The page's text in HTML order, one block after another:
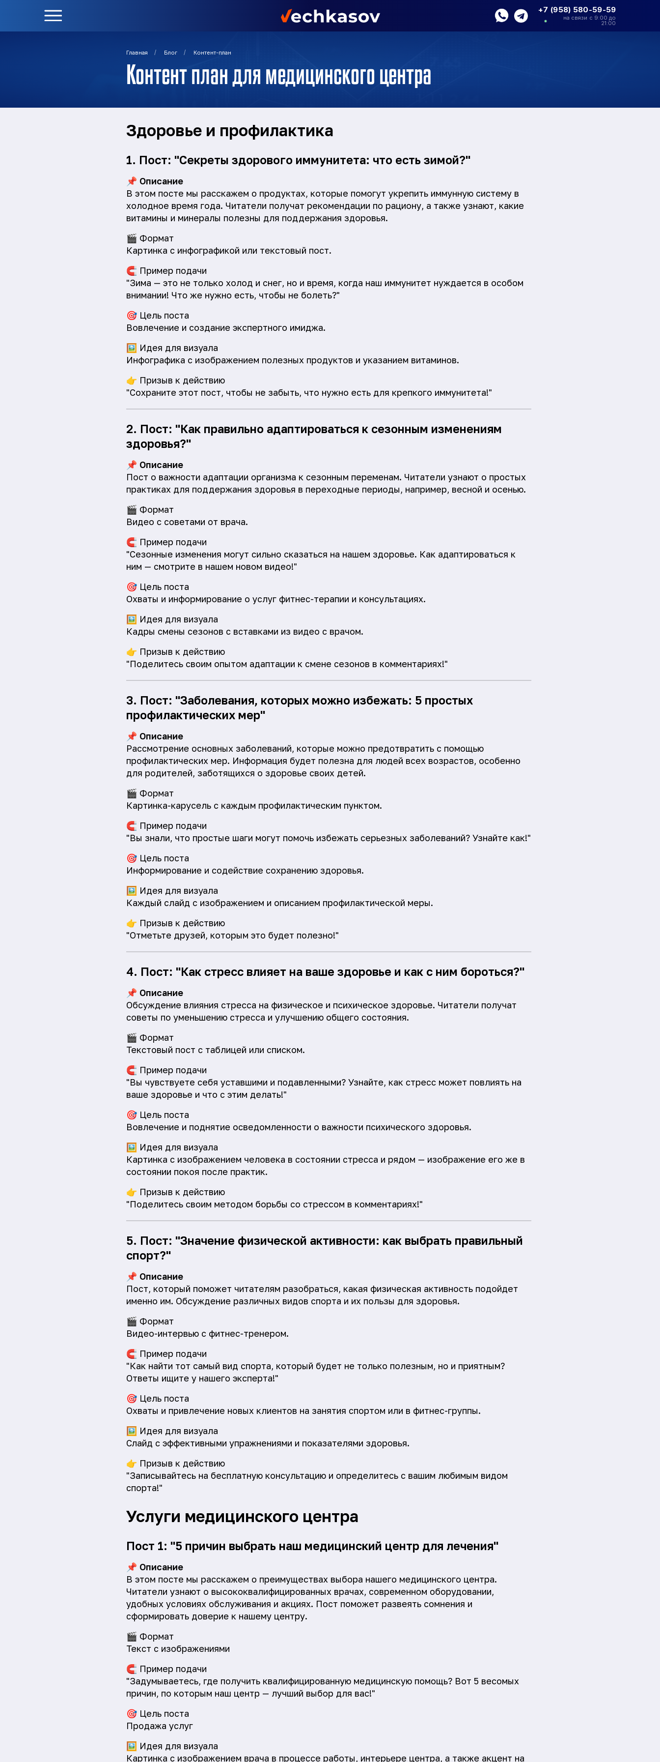
+7 (958) 580-59-59
на связи с 9:00 до
21:00
Главная / Блог / Контент-план
Контент план для медицинского центра
Здоровье и профилактика
1. Пост: "Секреты здорового иммунитета: что есть зимой?"
📌 Описание
В этом посте мы расскажем о продуктах, которые помогут укрепить иммунную систему в
холодное время года. Читатели получат рекомендации по рациону, а также узнают, какие
витамины и минералы полезны для поддержания здоровья.
🎬 Формат
Картинка с инфографикой или текстовый пост.
🧲 Пример подачи
"Зима — это не только холод и снег, но и время, когда наш иммунитет нуждается в особом
внимании! Что же нужно есть, чтобы не болеть?"
🎯 Цель поста
Вовлечение и создание экспертного имиджа.
🖼️ Идея для визуала
Инфографика с изображением полезных продуктов и указанием витаминов.
👉 Призыв к действию
"Сохраните этот пост, чтобы не забыть, что нужно есть для крепкого иммунитета!"
2. Пост: "Как правильно адаптироваться к сезонным изменениям
здоровья?"
📌 Описание
Пост о важности адаптации организма к сезонным переменам. Читатели узнают о простых
практиках для поддержания здоровья в переходные периоды, например, весной и осенью.
🎬 Формат
Видео с советами от врача.
🧲 Пример подачи
"Сезонные изменения могут сильно сказаться на нашем здоровье. Как адаптироваться к
ним — смотрите в нашем новом видео!"
🎯 Цель поста
Охваты и информирование о услуг фитнес-терапии и консультациях.
🖼️ Идея для визуала
Кадры смены сезонов с вставками из видео с врачом.
👉 Призыв к действию
"Поделитесь своим опытом адаптации к смене сезонов в комментариях!"
3. Пост: "Заболевания, которых можно избежать: 5 простых
профилактических мер"
📌 Описание
Рассмотрение основных заболеваний, которые можно предотвратить с помощью
профилактических мер. Информация будет полезна для людей всех возрастов, особенно
для родителей, заботящихся о здоровье своих детей.
🎬 Формат
Картинка-карусель с каждым профилактическим пунктом.
🧲 Пример подачи
"Вы знали, что простые шаги могут помочь избежать серьезных заболеваний? Узнайте как!"
🎯 Цель поста
Информирование и содействие сохранению здоровья.
🖼️ Идея для визуала
Каждый слайд с изображением и описанием профилактической меры.
👉 Призыв к действию
"Отметьте друзей, которым это будет полезно!"
4. Пост: "Как стресс влияет на ваше здоровье и как с ним бороться?"
📌 Описание
Обсуждение влияния стресса на физическое и психическое здоровье. Читатели получат
советы по уменьшению стресса и улучшению общего состояния.
🎬 Формат
Текстовый пост с таблицей или списком.
🧲 Пример подачи
"Вы чувствуете себя уставшими и подавленными? Узнайте, как стресс может повлиять на
ваше здоровье и что с этим делать!"
🎯 Цель поста
Вовлечение и поднятие осведомленности о важности психического здоровья.
🖼️ Идея для визуала
Картинка с изображением человека в состоянии стресса и рядом — изображение его же в
состоянии покоя после практик.
👉 Призыв к действию
"Поделитесь своим методом борьбы со стрессом в комментариях!"
5. Пост: "Значение физической активности: как выбрать правильный
спорт?"
📌 Описание
Пост, который поможет читателям разобраться, какая физическая активность подойдет
именно им. Обсуждение различных видов спорта и их пользы для здоровья.
🎬 Формат
Видео-интервью с фитнес-тренером.
🧲 Пример подачи
"Как найти тот самый вид спорта, который будет не только полезным, но и приятным?
Ответы ищите у нашего эксперта!"
🎯 Цель поста
Охваты и привлечение новых клиентов на занятия спортом или в фитнес-группы.
🖼️ Идея для визуала
Слайд с эффективными упражнениями и показателями здоровья.
👉 Призыв к действию
"Записывайтесь на бесплатную консультацию и определитесь с вашим любимым видом
спорта!"
Услуги медицинского центра
Пост 1: "5 причин выбрать наш медицинский центр для лечения"
📌 Описание
В этом посте мы расскажем о преимуществах выбора нашего медицинского центра.
Читатели узнают о высококвалифицированных врачах, современном оборудовании,
удобных условиях обслуживания и акциях. Пост поможет развеять сомнения и
сформировать доверие к нашему центру.
🎬 Формат
Текст с изображениями
🧲 Пример подачи
"Задумываетесь, где получить квалифицированную медицинскую помощь? Вот 5 весомых
причин, по которым наш центр — лучший выбор для вас!"
🎯 Цель поста
Продажа услуг
🖼️ Идея для визуала
Картинка с изображением врача в процессе работы, интерьере центра, а также акцент на